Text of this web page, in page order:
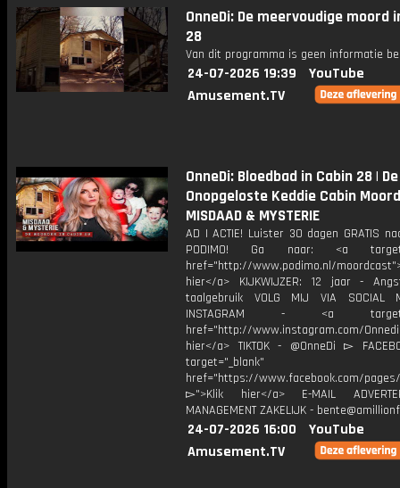
OnneDi: De meervoudige moord
28
Van dit programma is geen informatie
24-07-2026 19:39
YouTube
Amusement.TV
OnneDi: Bloedbad in Cabin 28 | De
Onopgeloste Keddie Cabin
MISDAAD & MYSTERIE
AD | ACTIE! Luister 30 dagen GRATIS
PODIMO! Ga naar: <a
href="http://www.podimo.nl/
hier</a> KIJKWIJZER: 12 jaar -
taalgebruik VOLG MIJ VIA SOCIAL
INSTAGRAM - <a
href="http://www.instagram.com/
hier</a> TIKTOK - @OnneDi ▻
target="_blank"
href="https://www.facebook.com/pages/
▻">Klik hier</a> E-MAIL
MANAGEMENT ZAKELIJK -
24-07-2026 16:00
YouTube
Amusement.TV